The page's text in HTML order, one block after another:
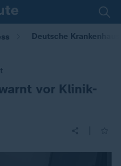
Deutsche
vor Klinik-